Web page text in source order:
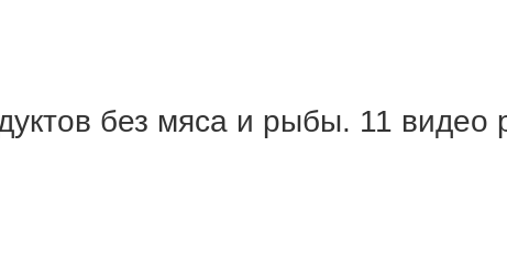
без мяса и рыбы. 11 видео